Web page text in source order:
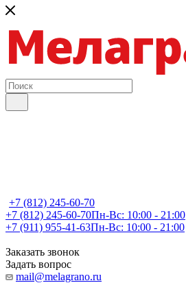
+7 (812) 245-60-70
+7 (812) 245-60-70Пн-Вс: 10:00 - 21:00
+7 (911) 955-41-63Пн-Вс: 10:00 - 21:00
Заказать звонок
Задать вопрос
mail@melagrano.ru